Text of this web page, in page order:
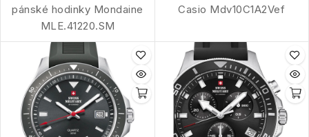
pánské hodinky Mondaine
MLE.41220.SM
Casio Mdv10C1A2Vef